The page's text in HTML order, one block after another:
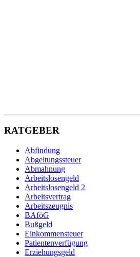
RATGEBER
Abfindung
Abgeltungssteuer
Abmahnung
Arbeitslosengeld
Arbeitslosengeld 2
Arbeitsvertrag
Arbeitszeugnis
BAföG
Bußgeld
Einkommensteuer
Patientenverfügung
Erziehungsgeld